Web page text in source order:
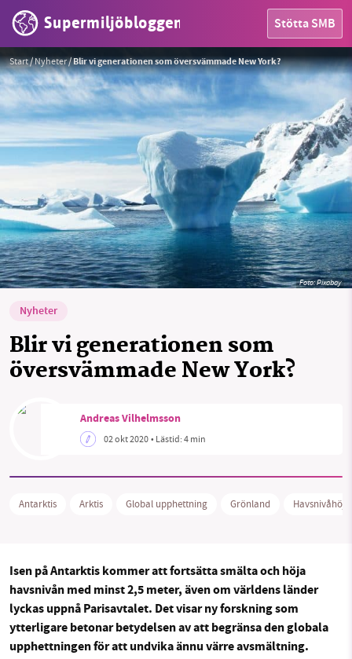
Supermiljöbloggen Stötta SMB
OMRÅDEN
MILJÖFAKTA
OM OSS
Sök Sparade inlägg Tipsa oss
Threads
Start/Nyheter/Blir vi generationen som översvämmade New York?
Nyheter
Blir vi generationen som
översvämmade New York?
Foto:Pixabay
Andreas Vilhelmsson
02 okt 2020• Lästid:4 min
Antarktis Arktis Global upphettning Grönland
Isen på Antarktis kommer att fortsätta smälta och höja
havsnivån med minst 2,5 meter, även om världens länder
lyckas uppnå Parisavtalet. Det visar ny forskning som
ytterligare betonar betydelsen av att begränsa den globala
upphettningen för att undvika ännu värre avsmältning.
SMB kämpar för en hållbar framtid. Sedan
starten 2010 har vår ideella redaktion drivit
nyhetsbevakning och granskningar. Nu vill vi
utveckla vårt arbete – och vi hoppas att du
vill hjälpa oss.
1231368703
Läs vad vi vill göra